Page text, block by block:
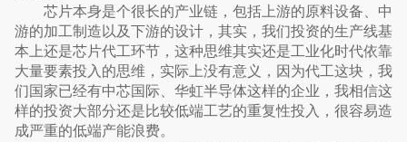
芯片本身是个很长的产业链，包括上游的原料设备、中
游的加工制造以及下游的设计，其实，我们投资的生产线基
本上还是芯片代工环节，这种思维其实还是工业化时代依靠
大量要素投入的思维，实际上没有意义，因为代工这块，我
们国家已经有中芯国际、华虹半导体这样的企业，我相信这
样的投资大部分还是比较低端工艺的重复性投入，很容易造
成严重的低端产能浪费。